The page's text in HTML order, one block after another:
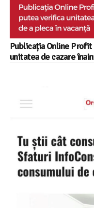
Publicația Online
unitatea de cazare